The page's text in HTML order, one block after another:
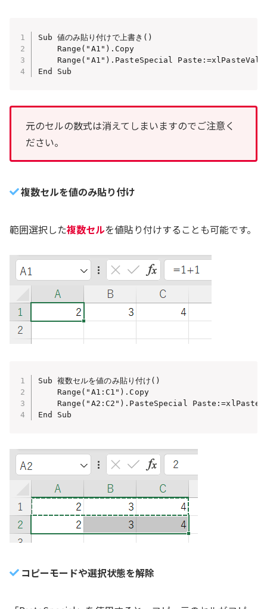
Sub 値のみ貼り付けで上書き()
    Range("A1").Copy
Range("A1").PasteSpecial Paste:=xlPasteValues
End Sub
元のセルの数式は消えてしまいますのでご注意く
ださい。
複数セルを値のみ貼り付け
範囲選択した複数セルを値貼り付けすることも可能です。
Sub 複数セルを値のみ貼り付け()
    Range("A1:C1").Copy
Range("A2:C2").PasteSpecial
End Sub
コピーモードや選択状態を解除